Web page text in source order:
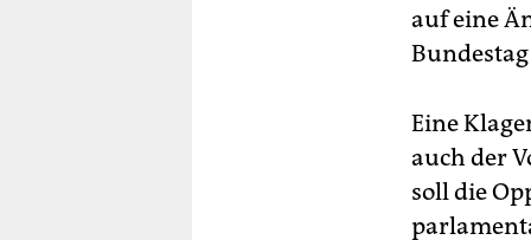
auf eine
Eine
auch der
soll die